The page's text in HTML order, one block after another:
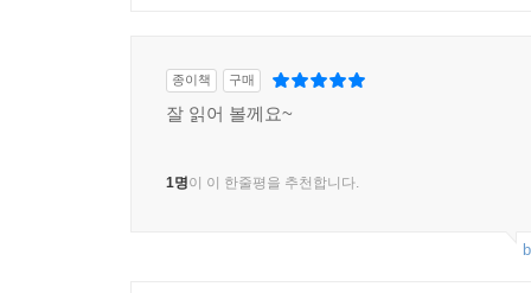
종이책 구매
잘 읽어 볼께요~
1명이 이 한줄평을 추천합니다.